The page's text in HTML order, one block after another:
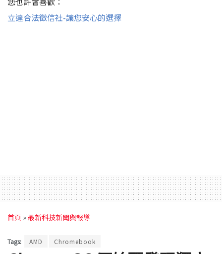
立達合法徵信社-讓您安心的選擇
首頁 »最新科技新聞與報導
Tags: AMD Chromebook